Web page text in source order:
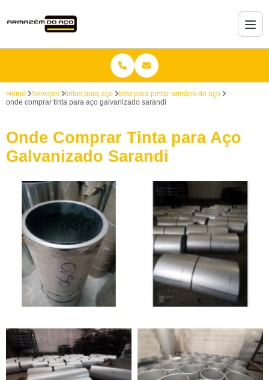
Home Serviços tintas para aço
tinta para pintar armário de aço
onde comprar tinta para aço galvanizado sarandi
Onde Comprar Tinta para Aço
Galvanizado Sarandi